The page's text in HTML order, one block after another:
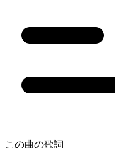
この曲の歌詞